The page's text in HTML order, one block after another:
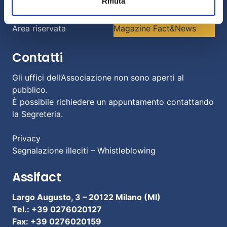
Studi e Statistiche
Sostenibilità
Area riservata
Magazine Fact&News
Contatti
Gli uffici dell’Associazione non sono aperti al
pubblico.
È possibile richiedere un appuntamento contattando
la Segreteria.
Privacy
Segnalazione illeciti – Whistleblowing
Assifact
Largo Augusto, 3 – 20122 Milano (MI)
Tel.: +39 0276020127
Fax: +39 0276020159